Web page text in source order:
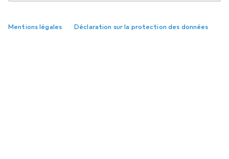
Mentions légales Déclaration sur la protection des données